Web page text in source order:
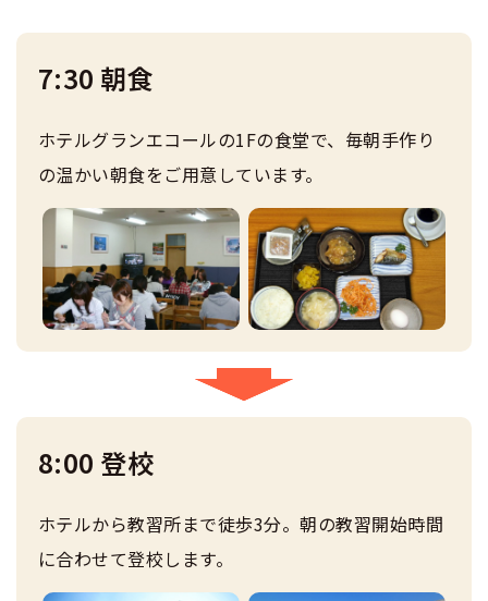
合宿費用のお支払いについて
合宿免許に必要な持ち物
合宿免許 体験談・口コミ
合宿免許 よくある質問
まるわかり！合宿免許Q＆A
本免学科試験問題に挑戦
運転免許別モデルスケジュール
合宿に関わる料金について
合宿費用のお支払いについて
合宿免許に必要な持ち物
合宿免許 体験談・口コミ
合宿免許よくある質問
まるわかり！合宿免許Q＆A
7:30 朝食
ホテルグランエコールの1Fの食堂で、毎朝手作り
の温かい朝食をご用意しています。
8:00 登校
ホテルから教習所まで徒歩3分。朝の教習開始時間
に合わせて登校します。